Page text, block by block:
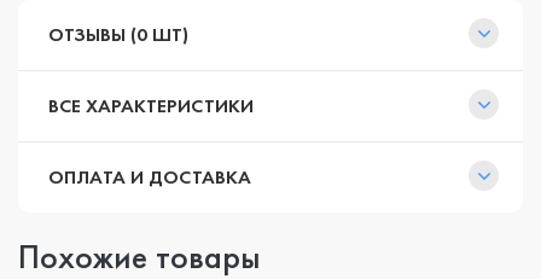
ОТЗЫВЫ (0 ШТ)
ВСЕ ХАРАКТЕРИСТИКИ
ОПЛАТА И ДОСТАВКА
Похожие товары